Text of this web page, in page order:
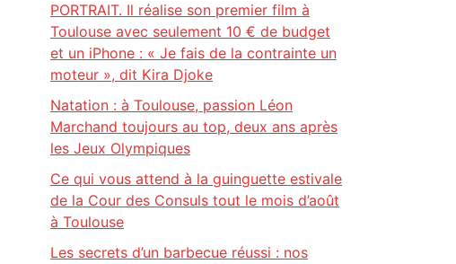
PORTRAIT. Il réalise son premier film à
Toulouse avec seulement 10 € de budget
et un iPhone : « Je fais de la contrainte un
moteur », dit Kira Djoke
Natation : à Toulouse, passion Léon
Marchand toujours au top, deux ans après
les Jeux Olympiques
Ce qui vous attend à la guinguette estivale
de la Cour des Consuls tout le mois d’août
à Toulouse
Les secrets d’un barbecue réussi : nos